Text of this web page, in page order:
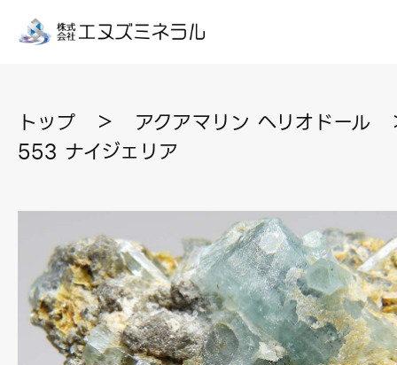
トップ ＞ アクアマリン ヘリオドール
553 ナイジェリア